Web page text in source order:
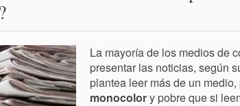
La mayoría de los medios de
presentar las noticias, según
plantea leer más de un
monocolory pobre que si